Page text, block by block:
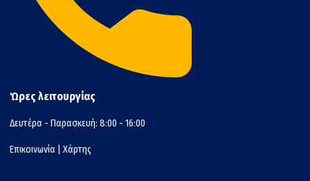
Ώρες λειτουργίας
Δευτέρα - Παρασκευή: 8:00 - 16:00
Επικοινωνία Χάρτης